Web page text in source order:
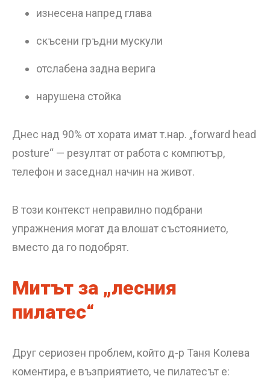
изнесена напред глава
скъсени гръдни мускули
отслабена задна верига
нарушена стойка
Днес над 90% от хората имат т.нар. „forward head
posture“ — резултат от работа с компютър,
телефон и заседнал начин на живот.
В този контекст неправилно подбрани
упражнения могат да влошат състоянието,
вместо да го подобрят.
Митът за „лесния
пилатес“
Друг сериозен проблем, който д-р Таня Колева
коментира, е възприятието, че пилатесът е: